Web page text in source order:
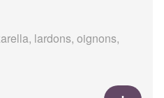
lardons, oignons,